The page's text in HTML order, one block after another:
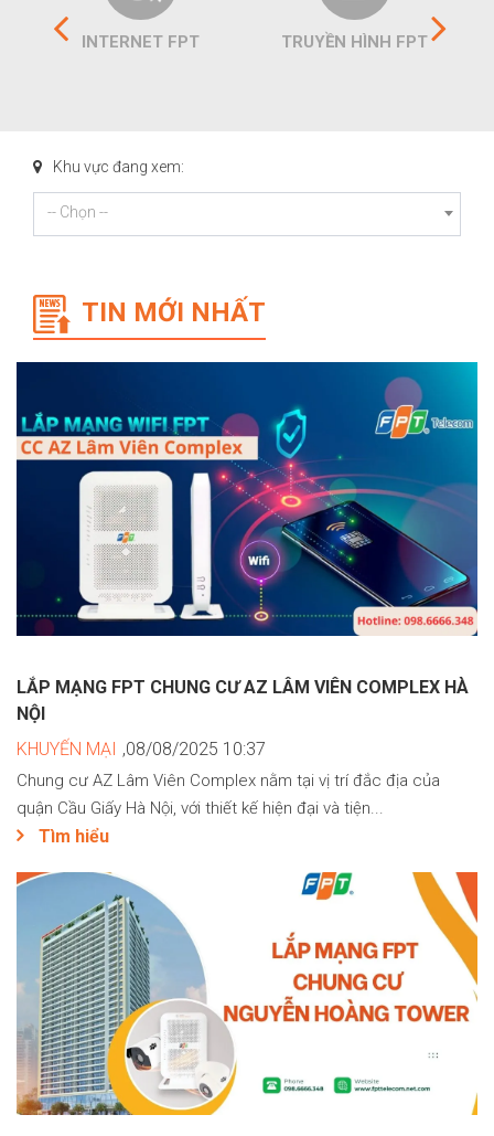
INTERNET FPT TRUYỀN HÌNH FPT
Khu vực đang xem:
-- Chọn --
TIN MỚI NHẤT
LẮP MẠNG FPT CHUNG CƯ AZ LÂM VIÊN COMPLEX HÀ
NỘI
KHUYẾN MẠI ,08/08/2025 10:37
Chung cư AZ Lâm Viên Complex nằm tại vị trí đắc địa của
quận Cầu Giấy Hà Nội, với thiết kế hiện đại và tiện...
Tìm hiểu